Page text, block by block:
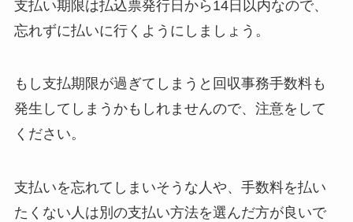
支払い期限は払込票発行日から14日以内なので、
忘れずに払いに行くようにしましょう。
もし支払期限が過ぎてしまうと回収事務手数料も
発生してしまうかもしれませんので、注意をして
ください。
支払いを忘れてしまいそうな人や、手数料を払い
たくない人は別の支払い方法を選んだ方が良いで